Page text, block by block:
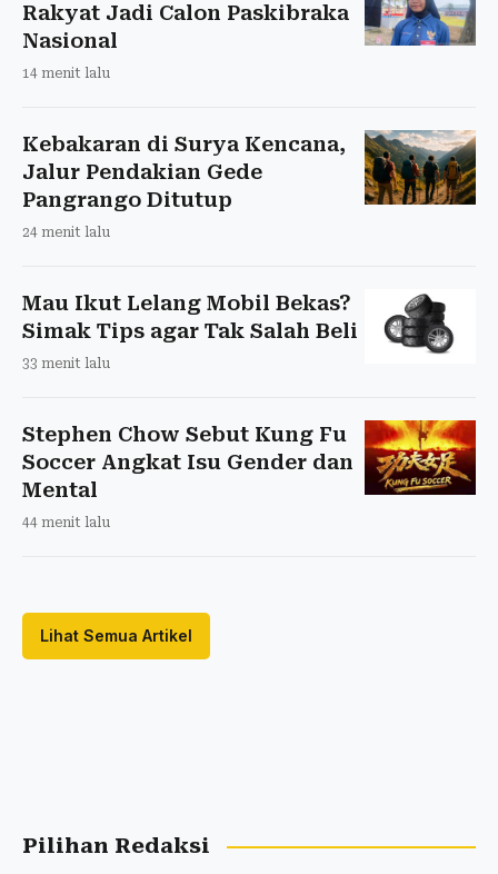
Rakyat Jadi Calon Paskibraka
Nasional
14 menit lalu
Kebakaran di Surya Kencana,
Jalur Pendakian Gede
Pangrango Ditutup
24 menit lalu
Mau Ikut Lelang Mobil Bekas?
Simak Tips agar Tak Salah Beli
33 menit lalu
Stephen Chow Sebut Kung Fu
Soccer Angkat Isu Gender dan
Mental
44 menit lalu
Lihat Semua Artikel
Pilihan Redaksi